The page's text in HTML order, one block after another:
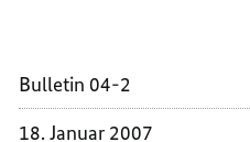
Bulletin 04-2
18. Januar 2007